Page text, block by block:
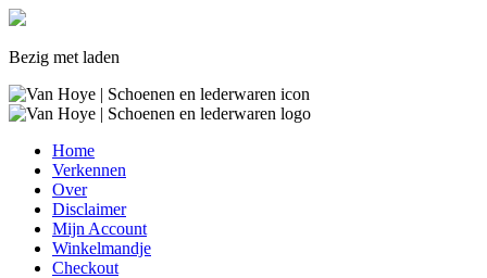
Bezig met laden
Home
Verkennen
Over
Disclaimer
Mijn Account
Winkelmandje
Checkout